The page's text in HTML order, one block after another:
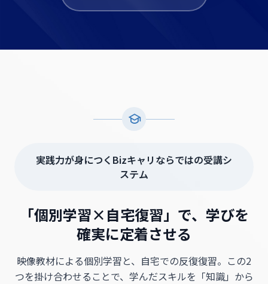
実践力が身につくBizキャリならではの受講シ
ステム
「個別学習×自宅復習」で、学びを
確実に定着させる
映像教材による個別学習と、自宅での反復復習。この2
つを掛け合わせることで、 学んだスキルを「知識」から